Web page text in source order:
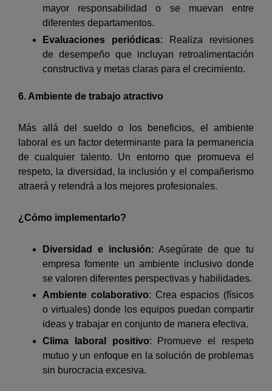
mayor responsabilidad o se muevan entre
diferentes departamentos.
Evaluaciones periódicas: Realiza revisiones
de desempeño que incluyan retroalimentación
constructiva y metas claras para el crecimiento.
6. Ambiente de trabajo atractivo
Más allá del sueldo o los beneficios, el ambiente
laboral es un factor determinante para la permanencia
de cualquier talento. Un entorno que promueva el
respeto, la diversidad, la inclusión y el compañerismo
atraerá y retendrá a los mejores profesionales.
¿Cómo implementarlo?
Diversidad e inclusión: Asegúrate de que tu
empresa fomente un ambiente inclusivo donde
se valoren diferentes perspectivas y habilidades.
Ambiente colaborativo: Crea espacios (físicos
o virtuales) donde los equipos puedan compartir
ideas y trabajar en conjunto de manera efectiva.
Clima laboral positivo: Promueve el respeto
mutuo y un enfoque en la solución de problemas
sin burocracia excesiva.